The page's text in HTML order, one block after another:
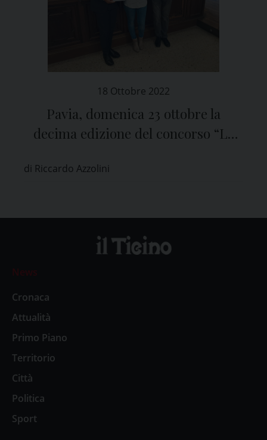
18 Ottobre 2022
Pavia, domenica 23 ottobre la
decima edizione del concorso “La
di Riccardo Azzolini
News
Cronaca
Attualità
Primo Piano
Territorio
Città
Politica
Sport